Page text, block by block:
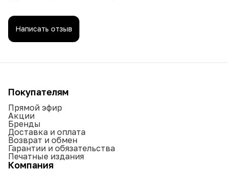
Написать отзыв
Покупателям
Прямой эфир
Акции
Бренды
Доставка и оплата
Возврат и обмен
Гарантии и обязательства
Печатные издания
Компания